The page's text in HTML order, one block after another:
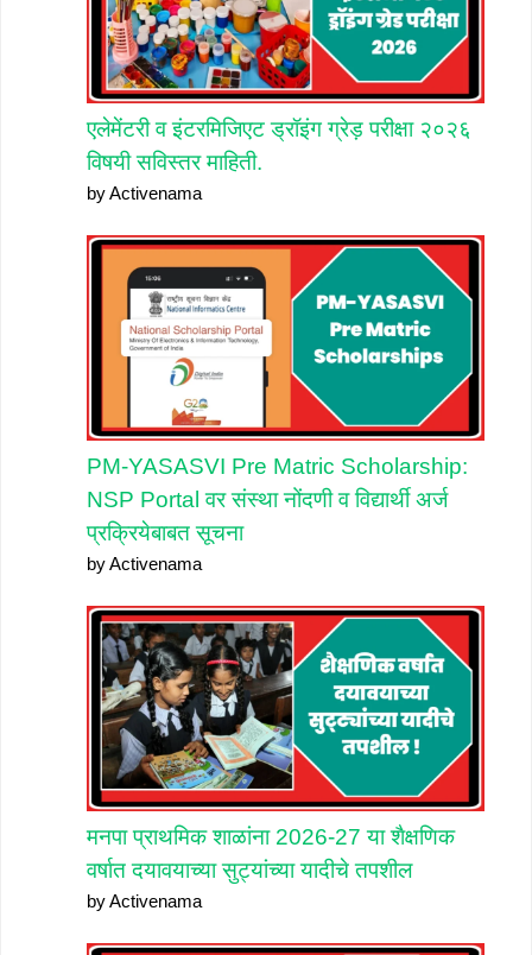
एलेमेंटरी व इंटरमिजिएट ड्रॉइंग ग्रेड़ परीक्षा २०२६
विषयी सविस्तर माहिती.
by Activenama
PM-YASASVI Pre Matric Scholarship:
NSP Portal वर संस्था नोंदणी व विद्यार्थी अर्ज
प्रक्रियेबाबत सूचना
by Activenama
मनपा प्राथमिक शाळांना 2026-27 या शैक्षणिक
वर्षात दयावयाच्या सुट्यांच्या यादीचे तपशील
by Activenama